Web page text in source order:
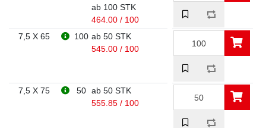
ab 100 STK
464.00 / 100
7,5 X 65
100 ab 50 STK
545.00 / 100
7,5 X 75 50 ab 50 STK
555.85 / 100